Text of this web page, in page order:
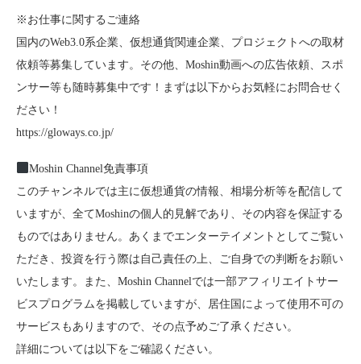
※お仕事に関するご連絡
国内のWeb3.0系企業、仮想通貨関連企業、プロジェクトへの取材
依頼等募集しています。その他、Moshin動画への広告依頼、スポ
ンサー等も随時募集中です！まずは以下からお気軽にお問合せく
ださい！
https://gloways.co.jp/
Moshin Channel免責事項
このチャンネルでは主に仮想通貨の情報、相場分析等を配信して
いますが、全てMoshinの個人的見解であり、その内容を保証する
ものではありません。あくまでエンターテイメントとしてご覧い
ただき、投資を行う際は自己責任の上、ご自身での判断をお願い
いたします。また、Moshin Channelでは一部アフィリエイトサー
ビスプログラムを掲載していますが、居住国によって使用不可の
サービスもありますので、その点予めご了承ください。
詳細については以下をご確認ください。